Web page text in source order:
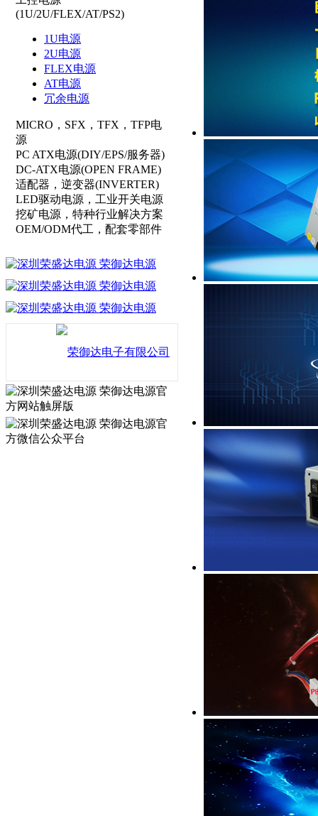
(1U/2U/FLEX/AT/PS2)
1U电源
2U电源
FLEX电源
AT电源
冗余电源
MICRO，SFX，TFX，TFP电
源
PC ATX电源(DIY/EPS/服务器)
DC-ATX电源(OPEN FRAME)
适配器，逆变器(INVERTER)
LED驱动电源，工业开关电源
挖矿电源，特种行业解决方案
OEM/ODM代工，配套零部件